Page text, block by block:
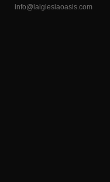
info@laiglesiaoasis.com